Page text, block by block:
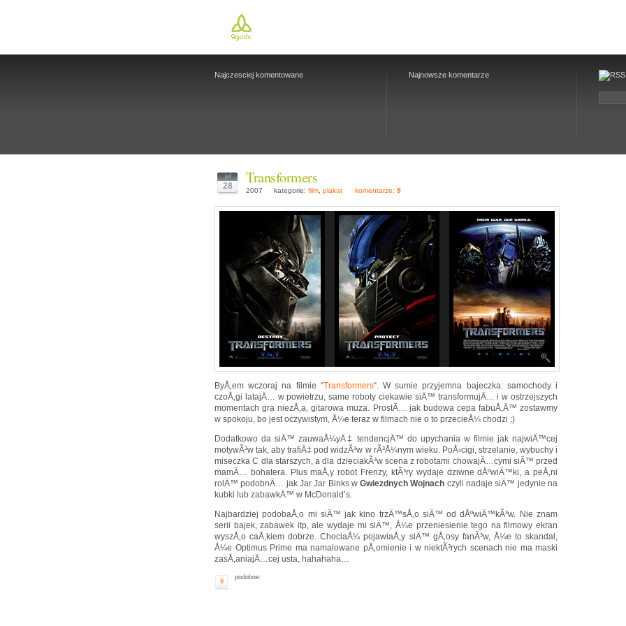
Najczesciej komentowane Najnowsze komentarze
jul
28 Transformers
2007 kategorie: film plakat komentarze: 9
ByÅ‚em wczoraj na filmie “Transformers“. W sumie przyjemna bajeczka: samochody i
czoÅ‚gi latajÄ… w powietrzu, same roboty ciekawie siÄ™ transformujÄ… i w ostrzejszych
momentach gra niezÅ‚a, gitarowa muza. ProstÄ… jak budowa cepa fabuÅ‚Ä™ zostawmy
w spokoju, bo jest oczywistym, Å¼e teraz w filmach nie o to przecieÅ¼ chodzi ;)
Dodatkowo da siÄ™ zauwaÅ¼yÄ‡ tendencjÄ™ do upychania w filmie jak najwiÄ™cej
motywÃ³w tak, aby trafiÄ‡ pod widzÃ³w w rÃ³Å¼nym wieku. PoÅ›cigi, strzelanie, wybuchy i
miseczka C dla starszych, a dla dzieciakÃ³w scena z robotami chowajÄ…cymi siÄ™ przed
mamÄ… bohatera. Plus maÅ‚y robot Frenzy, ktÃ³ry wydaje dziwne dÅºwiÄ™ki, a peÅ‚ni
rolÄ™ podobnÄ… jak Jar Jar Binks wGwiezdnych Wojnach czyli nadaje siÄ™ jedynie na
kubki lub zabawkÄ™ w McDonald’s.
Najbardziej podobaÅ‚o mi siÄ™ jak kino trzÄ™sÅ‚o siÄ™ od dÅºwiÄ™kÃ³w. Nie znam
serii bajek, zabawek itp, ale wydaje mi siÄ™, Å¼e przeniesienie tego na filmowy ekran
wyszÅ‚o caÅ‚kiem dobrze. ChociaÅ¼ pojawiaÅ‚y siÄ™ gÅ‚osy fanÃ³w, Å¼e to skandal,
Å¼e Optimus Prime ma namalowane pÅ‚omienie i w niektÃ³rych scenach nie ma maski
zasÅ‚aniajÄ…cej usta, hahahaha…
9
podobne: